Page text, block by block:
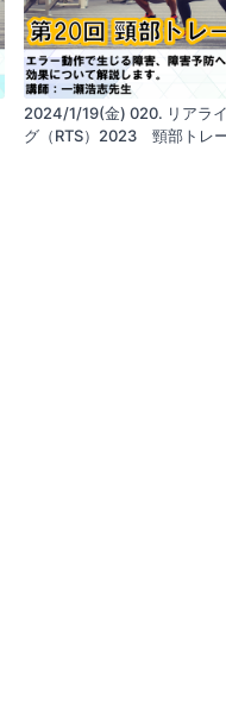
2024/1/19(金) 020. リアラ
グ（RTS）2023 頸部トレ